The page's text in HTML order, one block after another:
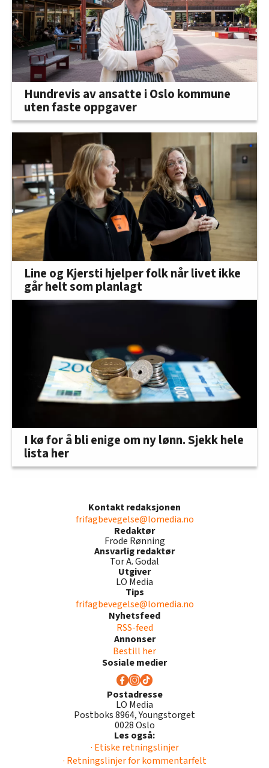
Hundrevis av ansatte i Oslo kommune
uten faste oppgaver
Line og Kjersti hjelper folk når livet ikke
går helt som planlagt
I kø for å bli enige om ny lønn. Sjekk hele
lista her
Kontakt redaksjonen
frifagbevegelse@lomedia.no
Redaktør
Frode Rønning
Ansvarlig redaktør
Tor A. Godal
Utgiver
LO Media
Tips
frifagbevegelse@lomedia.no
Nyhetsfeed
RSS-feed
Annonser
Bestill her
Sosiale medier
Postadresse
LO Media
Postboks 8964, Youngstorget
0028 Oslo
Les også:
· Etiske retningslinjer
· Retningslinjer for kommentarfelt